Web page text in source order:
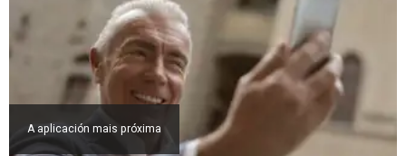
A aplicación mais próxima